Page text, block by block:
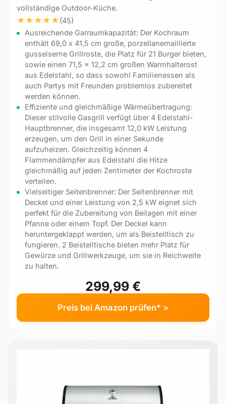
vollständige Outdoor-Küche.
★ ★ ★ ★ ★(45)
Ausreichende Garraumkapazität: Der Kochraum
enthält 69,0 x 41,5 cm große, porzellanemaillierte
gusseiserne Grillroste, die Platz für 21 Burger bieten,
sowie einen 71,5 x 12,2 cm großen Warmhalterost
aus Edelstahl, so dass sowohl Familienessen als
auch Partys mit Freunden problemlos zubereitet
werden können.
Effiziente und gleichmäßige Wärmeübertragung:
Dieser stilvolle Gasgrill verfügt über 4 Edelstahl-
Hauptbrenner, die insgesamt 12,0 kW Leistung
erzeugen, um den Grill in einer Sekunde
aufzuheizen. Gleichzeitig können 4
Flammendämpfer aus Edelstahl die Hitze
gleichmäßig auf jeden Zentimeter der Kochroste
verteilen.
Vielseitiger Seitenbrenner: Der Seitenbrenner mit
Deckel und einer Leistung von 2,5 kW eignet sich
perfekt für die Zubereitung von Beilagen mit einer
Pfanne oder einem Topf. Der Deckel kann
heruntergeklappt werden, um als Beistelltisch zu
fungieren. 2 Beistelltische bieten mehr Platz für
Gewürze und Grillwerkzeuge, um sie in Reichweite
zu halten.
299,99 €
Preis bei Amazon prüfen* >